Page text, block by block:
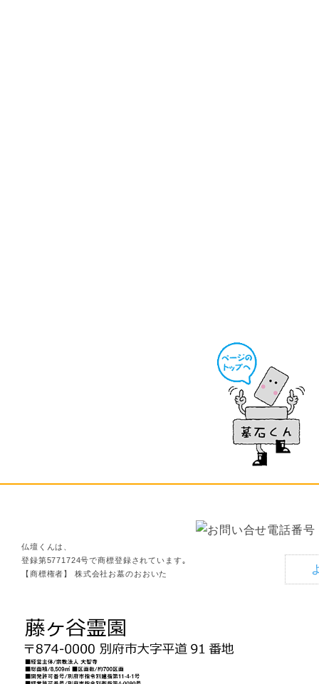
仏壇くんは、
登録第5771724号で商標登録されています｡
【商標権者】 株式会社お墓のおおいた